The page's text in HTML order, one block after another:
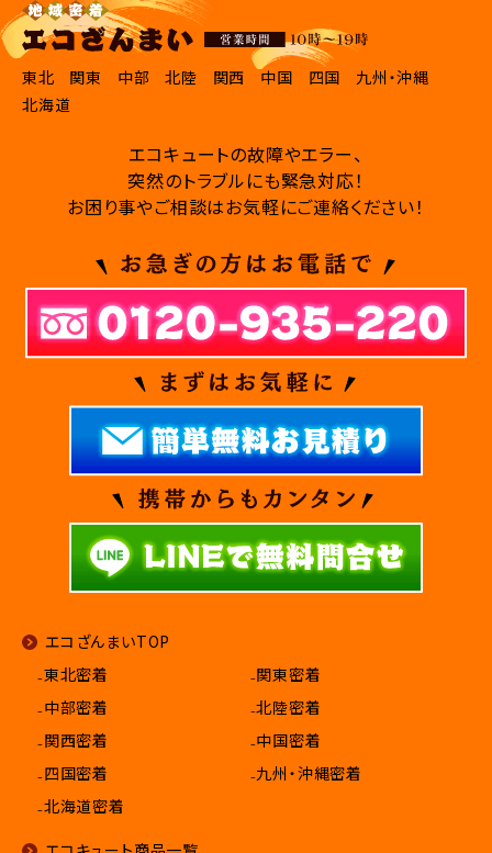
東北 関東 中部 北陸 関西 中国 四国
九州・沖縄
北海道
エコキュートの故障やエラー、
突然のトラブルにも緊急対応！
お困り事やご相談はお気軽にご連絡ください！
エコざんまいTOP
₋東北密着
₋関東密着
₋中部密着
₋北陸密着
₋関西密着
₋中国密着
₋四国密着
₋九州・沖縄密着
₋北海道密着